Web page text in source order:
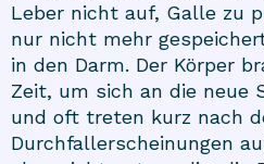
Leber nicht auf, Galle zu
nur nicht mehr
in den Darm. Der Körper
Zeit, um sich an die neue
und oft treten kurz nach
Durchfallerscheinungen